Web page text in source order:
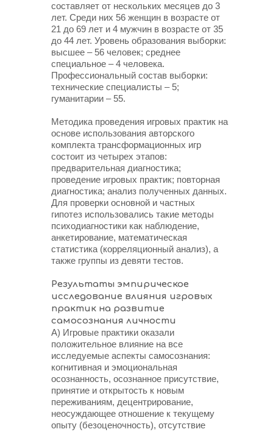
составляет от нескольких месяцев до 3
лет. Среди них 56 женщин в возрасте от
21 до 69 лет и 4 мужчин в возрасте от 35
до 44 лет. Уровень образования выборки:
высшее – 56 человек; среднее
специальное – 4 человека.
Профессиональный состав выборки:
технические специалисты – 5;
гуманитарии – 55.
Методика проведения игровых практик на
основе использования авторского
комплекта трансформационных игр
состоит из четырех этапов:
предварительная диагностика;
проведение игровых практик; повторная
диагностика; анализ полученных данных.
Для проверки основной и частных
гипотез использовались такие методы
психодиагностики как наблюдение,
анкетирование, математическая
статистика (корреляционный анализ), а
также группы из девяти тестов.
Результаты эмпирическое
исследование влияния игровых
практик на развитие
самосознания личности
А) Игровые практики оказали
положительное влияние на все
исследуемые аспекты самосознания:
когнитивная и эмоциональная
осознанность, осознанное присутствие,
принятие и открытость к новым
переживаниям, децентрирование,
неосуждающее отношение к текущему
опыту (безоценочность), отсутствие